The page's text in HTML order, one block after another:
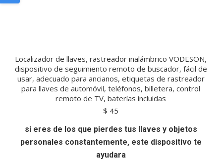
Localizador de llaves, rastreador inalámbrico VODESON,
dispositivo de seguimiento remoto de buscador, fácil de
usar, adecuado para ancianos, etiquetas de rastreador
para llaves de automóvil, teléfonos, billetera, control
remoto de TV, baterías incluidas
$ 45
si eres de los que pierdes tus llaves y objetos
personales constantemente, este dispositivo te
ayudara